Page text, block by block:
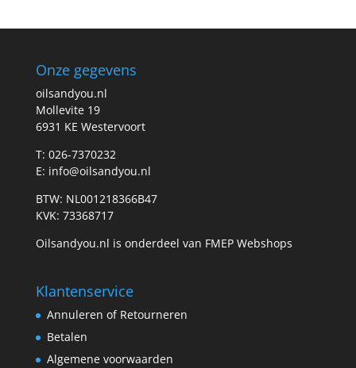
Onze gegevens
oilsandyou.nl
Mollevite 19
6931 KE Westervoort
T: 026-7370232
E: info@oilsandyou.nl
BTW: NL001218366B47
KVK: 73368717
Oilsandyou.nl is onderdeel van FMEP Webshops
Klantenservice
Annuleren of Retourneren
Betalen
Algemene voorwaarden